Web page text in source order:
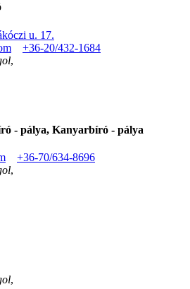
u. 17.
+36-20/432-1684
,
- pálya, Kanyarbíró - pálya
+36-70/634-8696
,
,